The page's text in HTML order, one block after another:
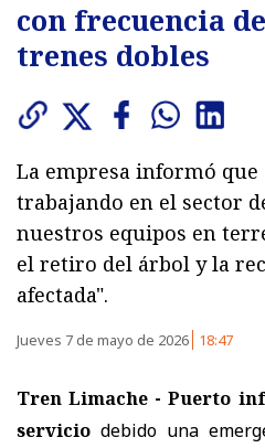
con frecuencia
trenes dobles
La empresa informó que
trabajando en el sector
nuestros equipos en
el retiro del árbol y la
afectada".
Jueves 7 de mayo de 2026 18:47
Tren Limache - Puerto
servicio debido una